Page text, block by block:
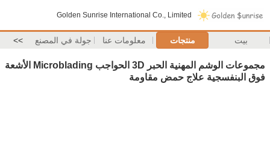
Golden Sunrise International Co., Limited
بيت منتجات معلومات عنا جولة في المصنع >>
مجموعات الوشم المهنية الحبر 3D الحواجب Microblading الأشعة
فوق البنفسجية علاج حمض مقاومة